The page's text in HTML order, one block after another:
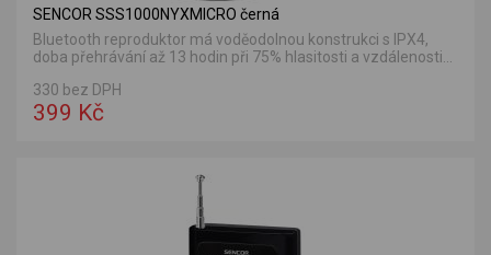
SENCOR SSS1000NYXMICRO černá
Bluetooth reproduktor má voděodolnou konstrukci s IPX4,
doba přehrávání až 13 hodin při 75% hlasitosti a vzdálenosti...
330 bez DPH
399 Kč